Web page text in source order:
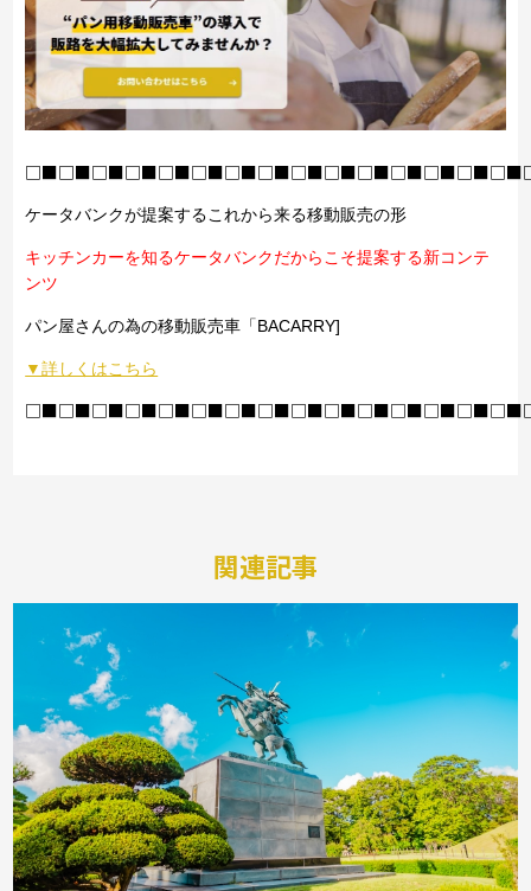
ケータバンクが提案するこれから来る移動販売の形
キッチンカーを知るケータバンクだからこそ提案する新コンテ
ンツ
パン屋さんの為の移動販売車「BACARRY]
▼詳しくはこちら
関連記事